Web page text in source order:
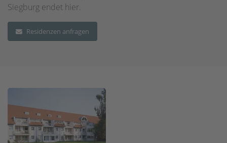
Siegburg endet hier.
Residenzen anfragen